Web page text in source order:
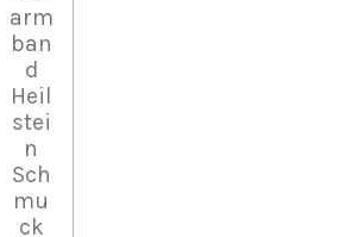
arm
ban
d
Heil
stei
n
Sch
mu
ck